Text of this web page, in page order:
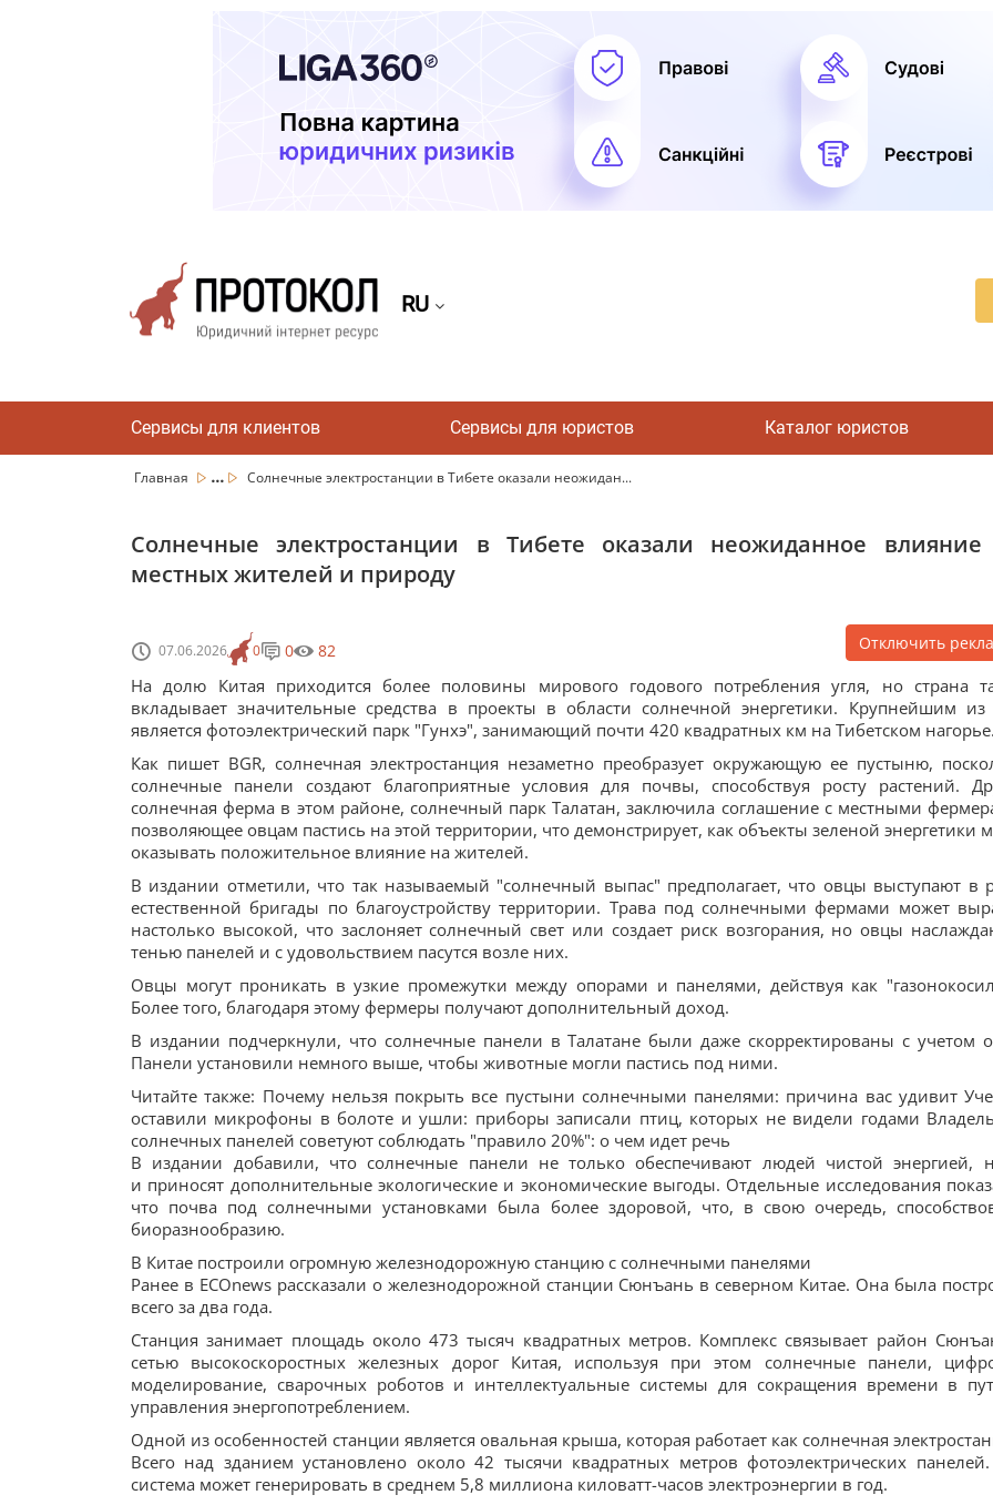
RU
Сервисы для клиентов Сервисы для юристов Каталог юристов
Главная ... Солнечные электростанции в Тибете оказали неожидан...
Солнечные электростанции в Тибете оказали неожиданное влияние
местных жителей и природу
07.06.2026 0 0 82 Отключить
На долю Китая приходится более половины мирового годового потребления угля, но страна
вкладывает значительные средства в проекты в области солнечной энергетики. Крупнейшим
является фотоэлектрический парк "Гунхэ", занимающий почти 420 квадратных км на Тибетском нагорье.
Как пишет BGR, солнечная электростанция незаметно преобразует окружающую ее пустыню,
солнечные панели создают благоприятные условия для почвы, способствуя росту растений.
солнечная ферма в этом районе, солнечный парк Талатан, заключила соглашение с местными
позволяющее овцам пастись на этой территории, что демонстрирует, как объекты зеленой энергетики
оказывать положительное влияние на жителей.
В издании отметили, что так называемый "солнечный выпас" предполагает, что овцы выступают в
естественной бригады по благоустройству территории. Трава под солнечными фермами может
настолько высокой, что заслоняет солнечный свет или создает риск возгорания, но овцы
тенью панелей и с удовольствием пасутся возле них.
Овцы могут проникать в узкие промежутки между опорами и панелями, действуя как
Более того, благодаря этому фермеры получают дополнительный доход.
В издании подчеркнули, что солнечные панели в Талатане были даже скорректированы с учетом
Панели установили немного выше, чтобы животные могли пастись под ними.
Читайте также: Почему нельзя покрыть все пустыни солнечными панелями: причина вас удивит
оставили микрофоны в болоте и ушли: приборы записали птиц, которых не видели годами
солнечных панелей советуют соблюдать "правило 20%": о чем идет речь
В издании добавили, что солнечные панели не только обеспечивают людей чистой энергией,
и приносят дополнительные экологические и экономические выгоды. Отдельные исследования
что почва под солнечными установками была более здоровой, что, в свою очередь,
биоразнообразию.
В Китае построили огромную железнодорожную станцию с солнечными панелями
Ранее в ECOnews рассказали о железнодорожной станции Сюнъань в северном Китае. Она была
всего за два года.
Станция занимает площадь около 473 тысяч квадратных метров. Комплекс связывает район
сетью высокоскоростных железных дорог Китая, используя при этом солнечные панели,
моделирование, сварочных роботов и интеллектуальные системы для сокращения времени в
управления энергопотреблением.
Одной из особенностей станции является овальная крыша, которая работает как солнечная
Всего над зданием установлено около 42 тысячи квадратных метров фотоэлектрических
система может генерировать в среднем 5,8 миллиона киловатт-часов электроэнергии в год.